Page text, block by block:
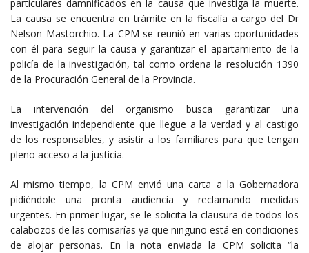
particulares damnificados en la causa que investiga la muerte.
La causa se encuentra en trámite en la fiscalía a cargo del Dr
Nelson Mastorchio. La CPM se reunió en varias oportunidades
con él para seguir la causa y garantizar el apartamiento de la
policía de la investigación, tal como ordena la resolución 1390
de la Procuración General de la Provincia.
La intervención del organismo busca garantizar una
investigación independiente que llegue a la verdad y al castigo
de los responsables, y asistir a los familiares para que tengan
pleno acceso a la justicia.
Al mismo tiempo, la CPM envió una carta a la Gobernadora
pidiéndole una pronta audiencia y reclamando medidas
urgentes. En primer lugar, se le solicita la clausura de todos los
calabozos de las comisarías ya que ninguno está en condiciones
de alojar personas. En la nota enviada la CPM solicita “la